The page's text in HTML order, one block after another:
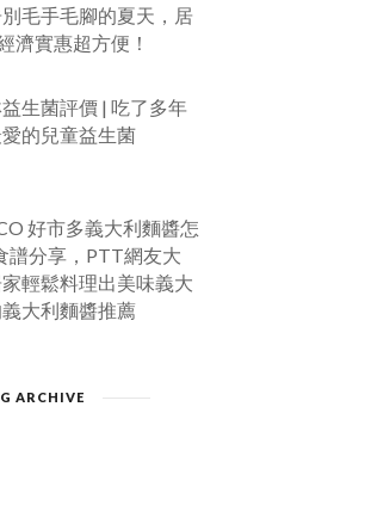
毛手毛腳的夏天，居
濟實惠超方便！
生菌評價 | 吃了多年
的兒童益生菌
好市多義大利麵醬怎
譜分享，PTT網友大
輕鬆料理出美味義大
大利麵醬推薦
ARCHIVE